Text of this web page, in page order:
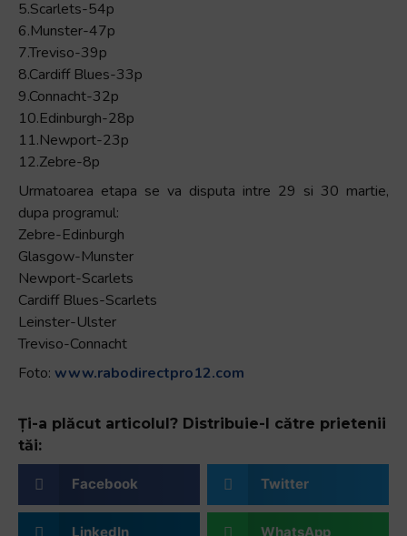
5.Scarlets-54p
6.Munster-47p
7.Treviso-39p
8.Cardiff Blues-33p
9.Connacht-32p
10.Edinburgh-28p
11.Newport-23p
12.Zebre-8p
Urmatoarea etapa se va disputa intre 29 si 30 martie,
dupa programul:
Zebre-Edinburgh
Glasgow-Munster
Newport-Scarlets
Cardiff Blues-Scarlets
Leinster-Ulster
Treviso-Connacht
Foto: www.rabodirectpro12.com
Ți-a plăcut articolul? Distribuie-l către prietenii
tăi:
Facebook Twitter
LinkedIn WhatsApp